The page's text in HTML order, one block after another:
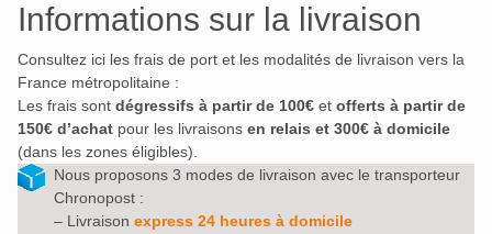
Informations sur la livraison
Consultez ici les frais de port et les modalités de livraison vers la
France métropolitaine :
Les frais sont dégressifs à partir de 100€ et offerts à partir de
150€ d’achat pour les livraisons en relais et 300€ à domicile
(dans les zones éligibles).
Nous proposons 3 modes de livraison avec le transporteur
Chronopost :
– Livraison express 24 heures à domicile